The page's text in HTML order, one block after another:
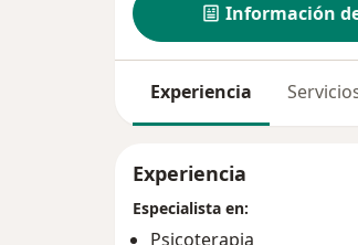
Información
Experiencia
Experiencia
Especialista en:
Psicoterapia